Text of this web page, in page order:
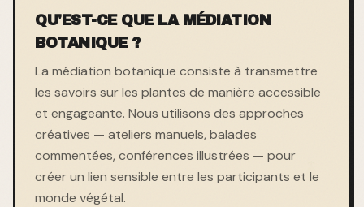
QU'EST-CE QUE LA MÉDIATION
BOTANIQUE ?
La médiation botanique consiste à transmettre
les savoirs sur les plantes de manière accessible
et engageante. Nous utilisons des approches
créatives — ateliers manuels, balades
commentées, conférences illustrées — pour
créer un lien sensible entre les participants et le
monde végétal.